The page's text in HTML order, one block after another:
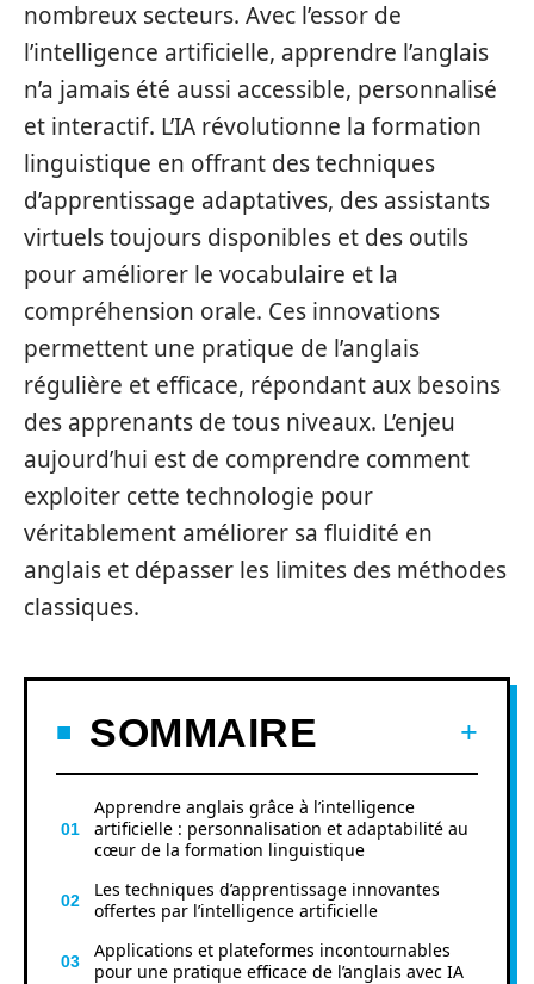
nombreux secteurs. Avec l’essor de
l’intelligence artificielle, apprendre l’anglais
n’a jamais été aussi accessible, personnalisé
et interactif. L’IA révolutionne la formation
linguistique en offrant des techniques
d’apprentissage adaptatives, des assistants
virtuels toujours disponibles et des outils
pour améliorer le vocabulaire et la
compréhension orale. Ces innovations
permettent une pratique de l’anglais
régulière et efficace, répondant aux besoins
des apprenants de tous niveaux. L’enjeu
aujourd’hui est de comprendre comment
exploiter cette technologie pour
véritablement améliorer sa fluidité en
anglais et dépasser les limites des méthodes
classiques.
SOMMAIRE
Apprendre anglais grâce à l’intelligence
artificielle : personnalisation et adaptabilité au
cœur de la formation linguistique
Les techniques d’apprentissage innovantes
offertes par l’intelligence artificielle
Applications et plateformes incontournables
pour une pratique efficace de l’anglais avec IA